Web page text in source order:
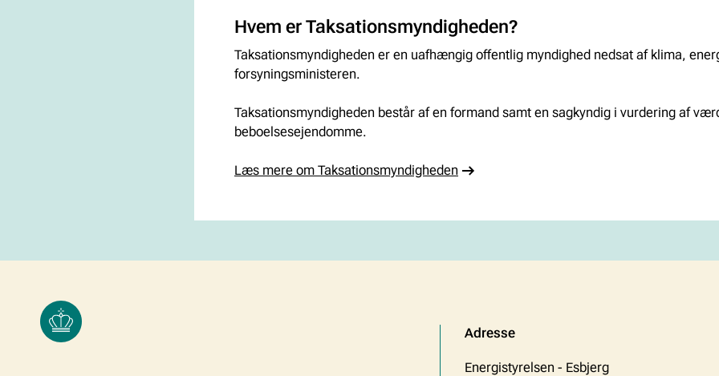
Hvem er Taksationsmyndigheden?
Taksationsmyndigheden er en uafhængig offentlig myndighed nedsat af klima,
forsyningsministeren.
Taksationsmyndigheden består af en formand samt en sagkyndig i vurdering af
beboelsesejendomme.
Læs mere om Taksationsmyndigheden
Adresse
Energistyrelsen - Esbjerg